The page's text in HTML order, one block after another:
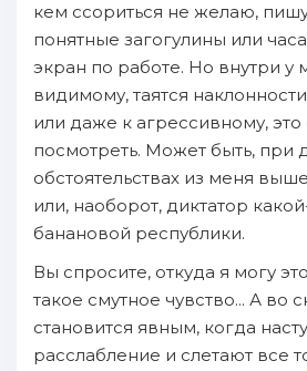
кем ссориться не желаю,
понятные загогулины или
экран по работе. Но внутри у
видимому, таятся
или даже к агрессивному,
посмотреть. Может быть, при
обстоятельствах из меня
или, наоборот, диктатор
банановой республики.
Вы спросите, откуда я могу
такое смутное чувство... А во
становится явным, когда
расслабление и слетают все